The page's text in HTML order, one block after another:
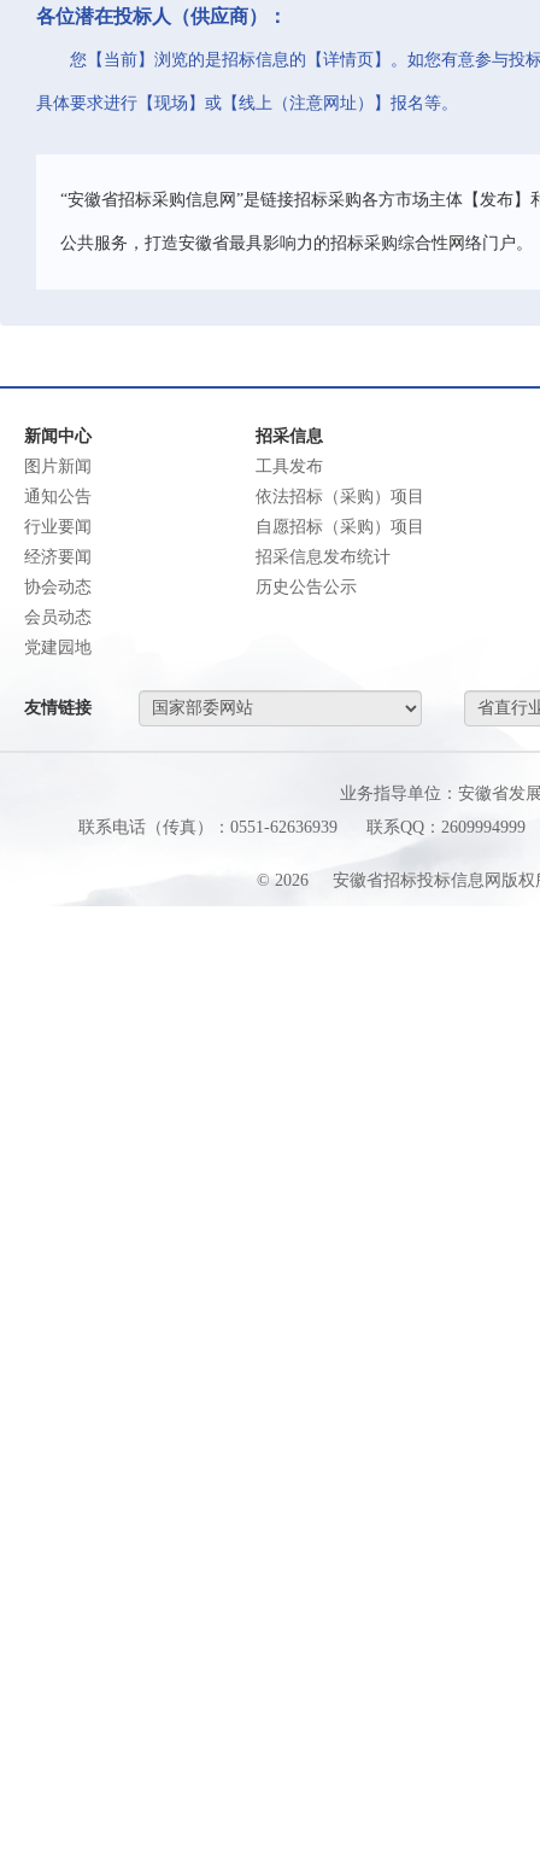
各位潜在投标人（供应商）：
您【当前】浏览的是招标信息的【详情页】。如您有意参与投
具体要求进行【现场】或【线上（注意网址）】报名等。
“安徽省招标采购信息网”是链接招标采购各方市场主体【发布
公共服务，打造安徽省最具影响力的招标采购综合性网络门户。
新闻中心
图片新闻
通知公告
行业要闻
经济要闻
协会动态
会员动态
党建园地
招采信息
工具发布
依法招标（采购）项目
自愿招标（采购）项目
招采信息发布统计
历史公告公示
友情链接
业务指导单位：安徽省发
联系电话（传真）：0551-62636939
联系QQ：2609994999
© 2026 安徽省招标投标信息网版